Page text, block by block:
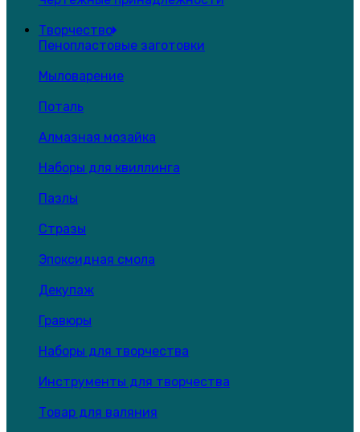
Творчество
Пенопластовые заготовки
Мыловарение
Поталь
Алмазная мозайка
Наборы для квиллинга
Пазлы
Стразы
Эпоксидная смола
Декупаж
Гравюры
Наборы для творчества
Инструменты для творчества
Товар для валяния